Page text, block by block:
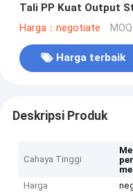
Tali PP Kuat Output
Harga：negotiate
Harga terbaik
Deskripsi Produk
Cahaya Tinggi
Harga